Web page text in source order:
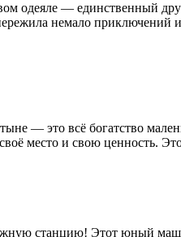
— единственный друг
немало приключений
— это всё богатство
место и свою ценность.
станцию! Этот юный